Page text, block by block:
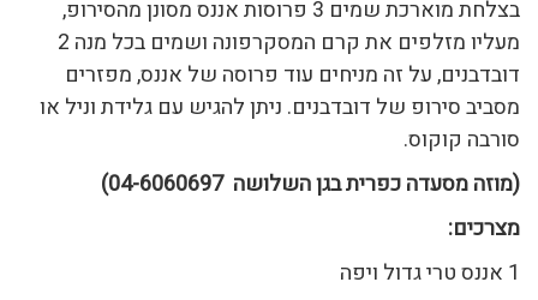
בצלחת מוארכת שמים 3 פרוסות אננס מסונן מהסירופ,
מעליו מזלפים את קרם המסקרפונה ושמים בכל מנה 2
דובדבנים, על זה מניחים עוד פרוסה של אננס, מפזרים
מסביב סירופ של דובדבנים. ניתן להגיש עם גלידת וניל או
סורבה קוקוס.
(מוזה מסעדה כפרית בגן השלושה 04-6060697)
מצרכים:
1 אננס טרי גדול ויפה